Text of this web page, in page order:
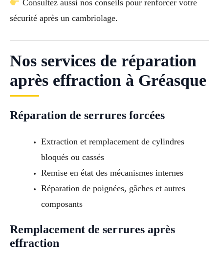
Consultez aussi nos conseils pour renforcer votre
sécurité après un cambriolage.
Nos services de réparation
après effraction à Gréasque
Réparation de serrures forcées
Extraction et remplacement de cylindres
bloqués ou cassés
Remise en état des mécanismes internes
Réparation de poignées, gâches et autres
composants
Remplacement de serrures après
effraction